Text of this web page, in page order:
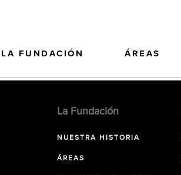
LA FUNDACIÓN ÁREAS
La Fundación
NUESTRA HISTORIA
ÁREAS